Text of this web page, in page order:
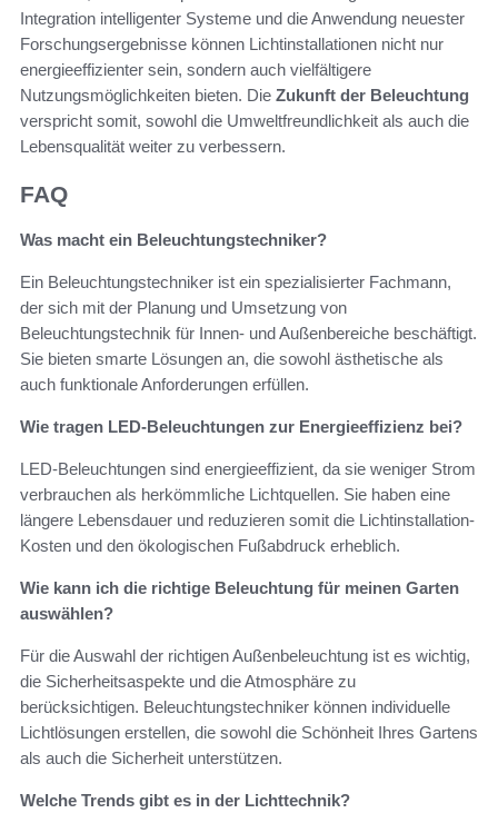
Integration intelligenter Systeme und die Anwendung neuester
Forschungsergebnisse können Lichtinstallationen nicht nur
energieeffizienter sein, sondern auch vielfältigere
Nutzungsmöglichkeiten bieten. Die Zukunft der Beleuchtung
verspricht somit, sowohl die Umweltfreundlichkeit als auch die
Lebensqualität weiter zu verbessern.
FAQ
Was macht ein Beleuchtungstechniker?
Ein Beleuchtungstechniker ist ein spezialisierter Fachmann,
der sich mit der Planung und Umsetzung von
Beleuchtungstechnik für Innen- und Außenbereiche beschäftigt.
Sie bieten smarte Lösungen an, die sowohl ästhetische als
auch funktionale Anforderungen erfüllen.
Wie tragen LED-Beleuchtungen zur Energieeffizienz bei?
LED-Beleuchtungen sind energieeffizient, da sie weniger Strom
verbrauchen als herkömmliche Lichtquellen. Sie haben eine
längere Lebensdauer und reduzieren somit die Lichtinstallation-
Kosten und den ökologischen Fußabdruck erheblich.
Wie kann ich die richtige Beleuchtung für meinen Garten
auswählen?
Für die Auswahl der richtigen Außenbeleuchtung ist es wichtig,
die Sicherheitsaspekte und die Atmosphäre zu
berücksichtigen. Beleuchtungstechniker können individuelle
Lichtlösungen erstellen, die sowohl die Schönheit Ihres Gartens
als auch die Sicherheit unterstützen.
Welche Trends gibt es in der Lichttechnik?